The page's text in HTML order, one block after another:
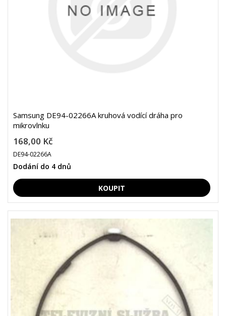
Samsung DE94-02266A kruhová vodící dráha pro
mikrovlnku
168,00 Kč
DE94-02266A
Dodání do 4 dnů